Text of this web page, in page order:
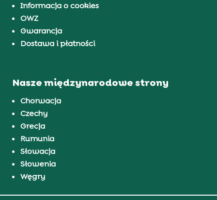
Informacja o cookies
OWZ
Gwarancja
Dostawa i płatności
Nasze międzynarodowe strony
Chorwacja
Czechy
Grecja
Rumunia
Słowacja
Słowenia
Węgry